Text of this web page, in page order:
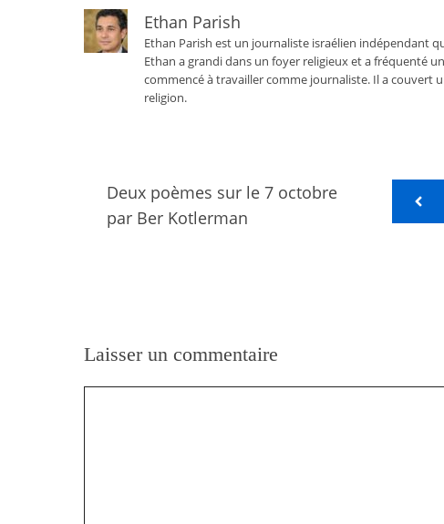
Ethan Parish
Ethan Parish est un journaliste israélien indépendant
Ethan a grandi dans un foyer religieux et a fréquenté
commencé à travailler comme journaliste. Il a couvert
religion.
Deux poèmes sur le 7 octobre
par Ber Kotlerman
Laisser un commentaire